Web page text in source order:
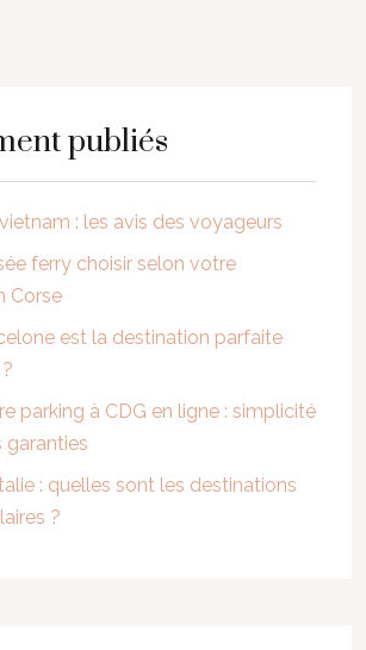
publiés
: les avis des voyageurs
ferry choisir selon votre
Corse
est la destination parfaite
parking à CDG en ligne : simplicité
garanties
: quelles sont les destinations
?